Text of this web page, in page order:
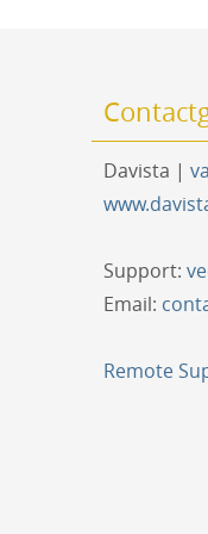
Davista |
Support:
Email:
Remote